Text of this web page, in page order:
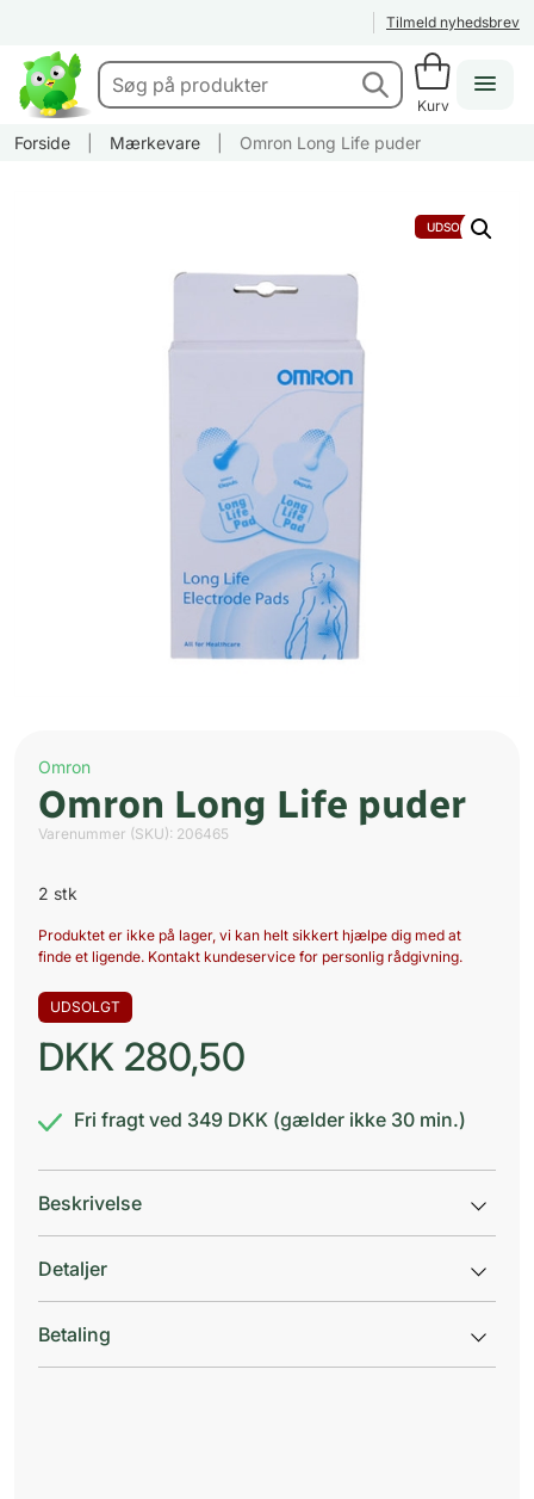
Tilmeld nyhedsbrev
Kurv
Forside Mærkevare Omron Long Life puder
UDSOLGT
Omron
Omron Long Life puder
Varenummer (SKU): 206465
2 stk
Produktet er ikke på lager, vi kan helt sikkert hjælpe dig med at
finde et ligende. Kontakt kundeservice for personlig rådgivning.
UDSOLGT
DKK 280,50
Fri fragt ved 349 DKK (gælder ikke 30 min.)
Beskrivelse
Detaljer
Betaling